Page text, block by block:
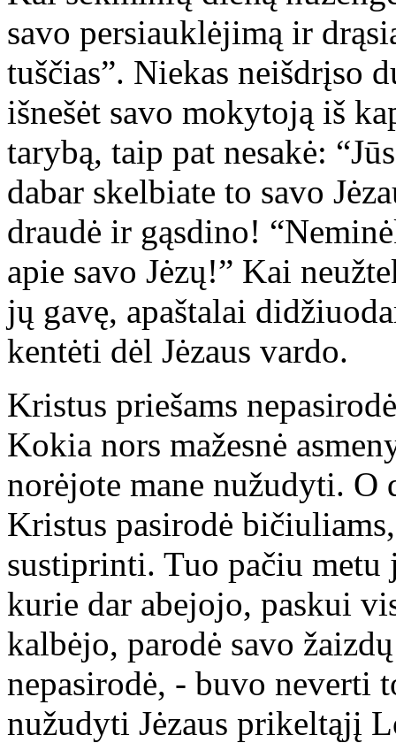
savo persiauklėjimą ir
tuščias”. Niekas neišdrįso
išnešėt savo mokytoją iš
tarybą, taip pat nesakė:
dabar skelbiate to savo
draudė ir gąsdino!
apie savo Jėzų!” Kai
jų gavę, apaštalai
kentėti dėl Jėzaus vardo.
Kristus priešams
Kokia nors mažesnė
norėjote mane nužudyti. O
Kristus pasirodė
sustiprinti. Tuo pačiu
kurie dar abejojo, paskui
kalbėjo, parodė savo
nepasirodė, - buvo neverti
nužudyti Jėzaus prikeltąjį